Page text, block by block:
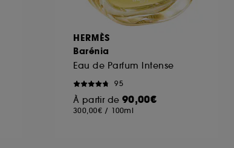
HERMÈS
Barénia
Eau de Parfum Intense
95
À partir de 90,00€
300,00€ / 100ml